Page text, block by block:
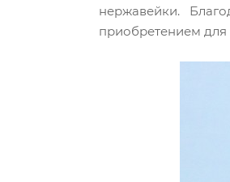
нержавейки.
приобретением для